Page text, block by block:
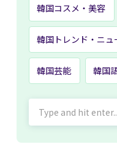
韓国コスメ・美容
韓国トレンド・ニュ
韓国芸能 韓国